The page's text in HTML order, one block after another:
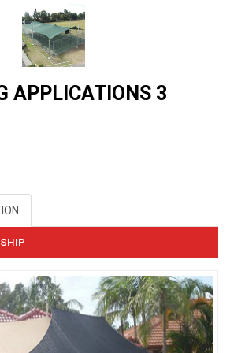
LƯỚI CHẮN CHIM
LƯỚI PHƠI NÔNG SẢN
APPLICATIONS 3